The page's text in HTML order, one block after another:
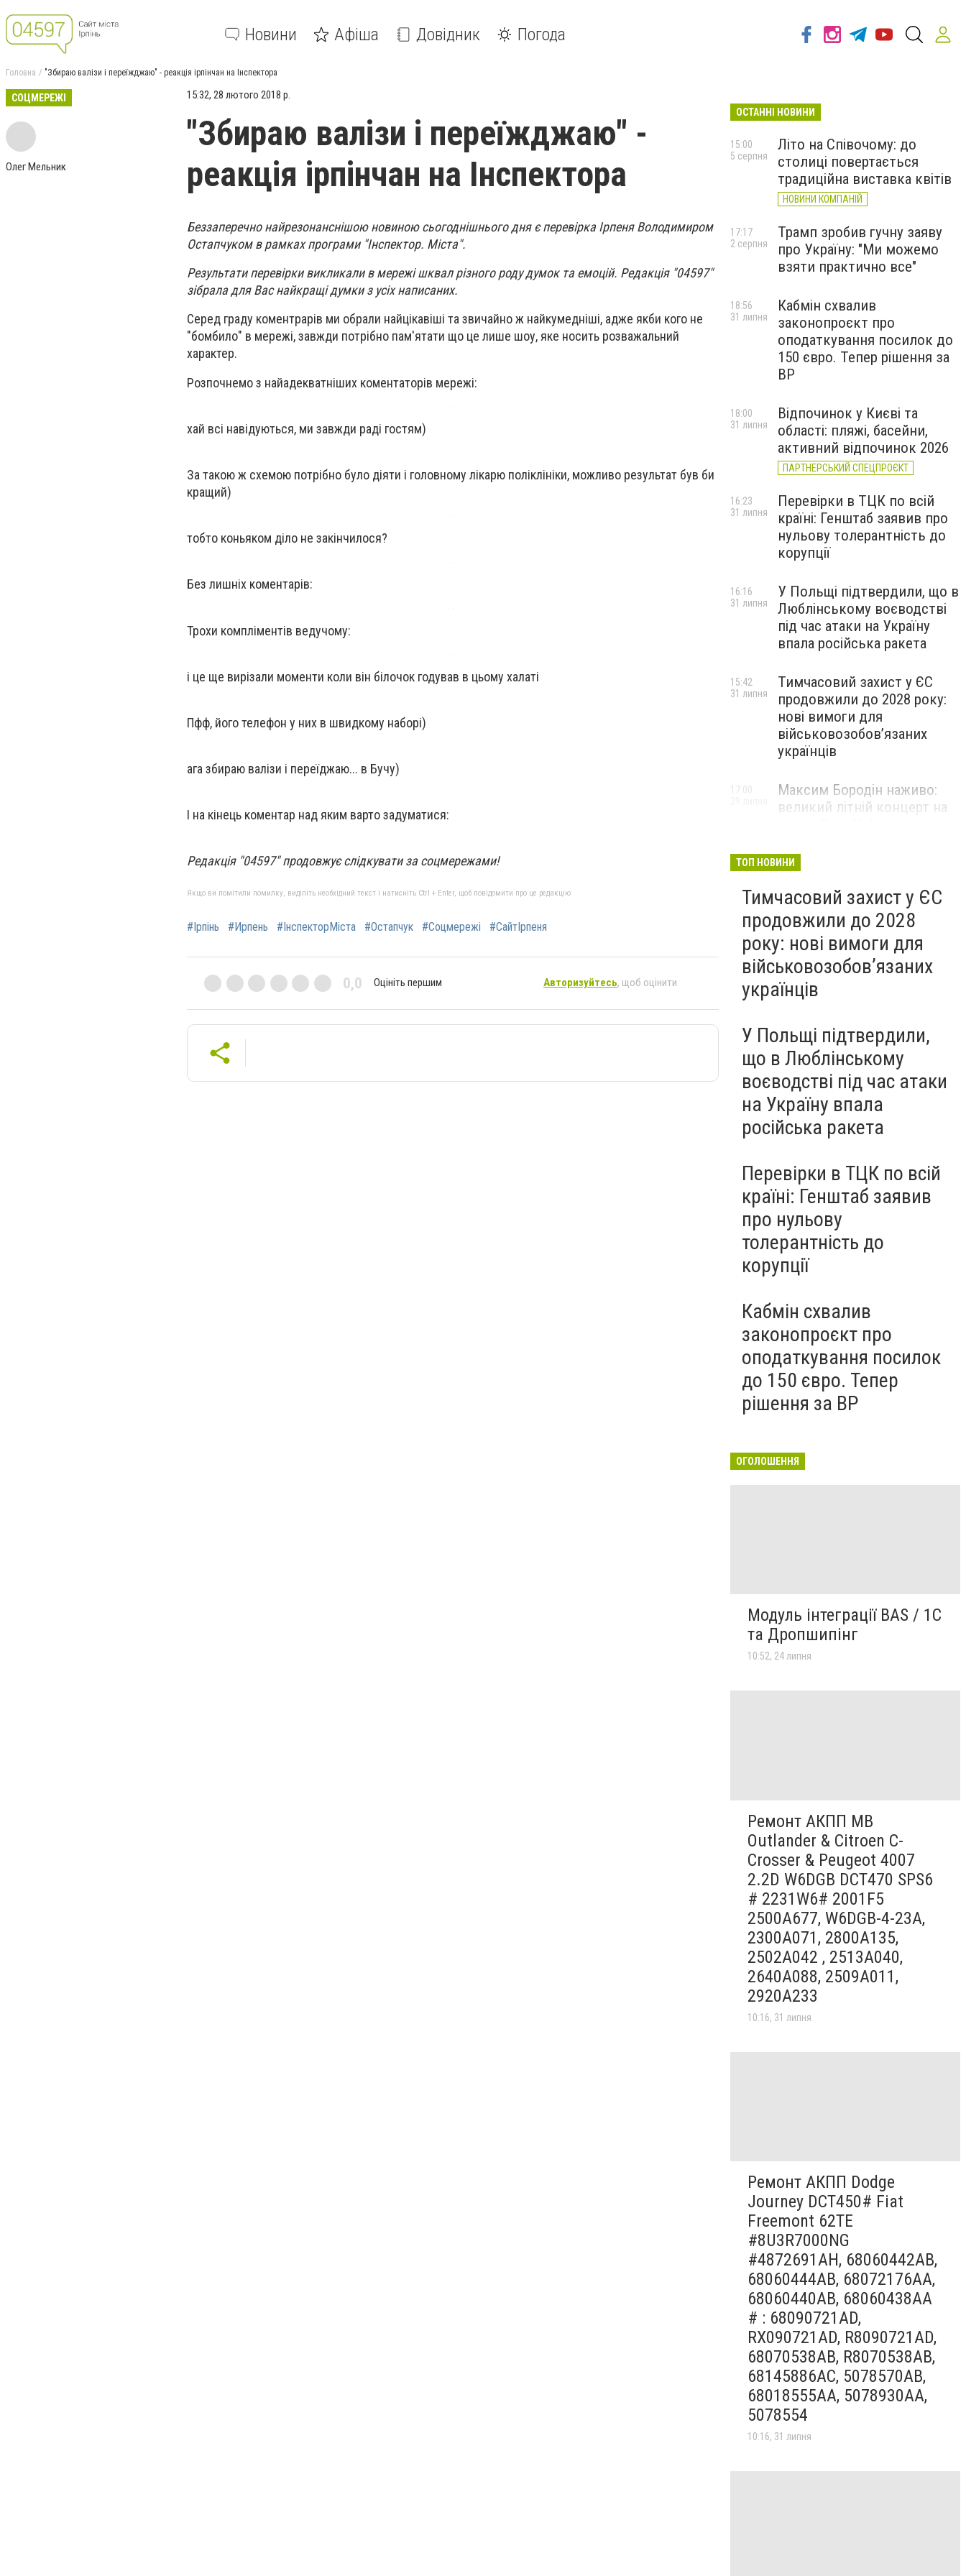
Новини Афіша Довідник Погода
Головна "Збираю валізи і переїжджаю" - реакція ірпінчан на Інспектора
СОЦМЕРЕЖІ
Олег Мельник
15:32, 28 лютого 2018 р.
"Збираю валізи і переїжджаю" -
реакція ірпінчан на Інспектора
Беззаперечно найрезонанснішою новиною сьогоднішнього дня є перевірка Ірпеня Володимиром
Остапчуком в рамках програми "Інспектор. Міста".
Результати перевірки викликали в мережі шквал різного роду думок та емоцій. Редакція "04597"
зібрала для Вас найкращі думки з усіх написаних.
Серед граду коментрарів ми обрали найцікавіші та звичайно ж найкумедніші, адже якби кого не
"бомбило" в мережі, завжди потрібно пам'ятати що це лише шоу, яке носить розважальний
характер.
Розпочнемо з найадекватніших коментаторів мережі:
хай всі навідуються, ми завжди раді гостям)
За такою ж схемою потрібно було діяти і головному лікарю поліклініки, можливо результат був би
кращий)
тобто коньяком діло не закінчилося?
Без лишніх коментарів:
Трохи компліментів ведучому:
і це ще вирізали моменти коли він білочок годував в цьому халаті
Пфф, його телефон у них в швидкому наборі)
ага збираю валізи і переїджаю... в Бучу)
І на кінець коментар над яким варто задуматися:
Редакція "04597" продовжує слідкувати за соцмережами!
Якщо ви помітили помилку, виділіть необхідний текст і натисніть Ctrl + Enter, щоб повідомити про це редакцію
#Ірпінь #Ирпень #ІнспекторМіста #Остапчук #Соцмережі #СайтІрпеня
0,0 Оцініть першим Авторизуйтесь, щоб оцінити
ОСТАННІ НОВИНИ
Літо на Співочому: до
столиці повертається
традиційна виставка квітів
НОВИНИ КОМПАНІЙ
15:00
5 серпня
Трамп зробив гучну заяву
про Україну: "Ми можемо
взяти практично все"
17:17
2 серпня
Кабмін схвалив
законопроєкт про
оподаткування посилок до
150 євро. Тепер рішення за
ВР
18:56
31 липня
Відпочинок у Києві та
області: пляжі, басейни,
активний відпочинок 2026
ПАРТНЕРСЬКИЙ СПЕЦПРОЄКТ
18:00
31 липня
Перевірки в ТЦК по всій
країні: Генштаб заявив про
нульову толерантність до
корупції
16:23
31 липня
У Польщі підтвердили, що в
Люблінському воєводстві
під час атаки на Україну
впала російська ракета
16:16
31 липня
Тимчасовий захист у ЄС
продовжили до 2028 року:
нові вимоги для
військовозобов’язаних
українців
15:42
31 липня
Максим Бородін наживо:
великий літній концерт на
17:00
ТОП НОВИНИ
Тимчасовий захист у ЄС
продовжили до 2028
року: нові вимоги для
військовозобов’язаних
українців
У Польщі підтвердили,
що в Люблінському
воєводстві під час атаки
на Україну впала
російська ракета
Перевірки в ТЦК по всій
країні: Генштаб заявив
про нульову
толерантність до
корупції
Кабмін схвалив
законопроєкт про
оподаткування посилок
до 150 євро. Тепер
рішення за ВР
ОГОЛОШЕННЯ
Модуль інтеграції BAS / 1C
та Дропшипінг
10:52, 24 липня
Ремонт АКПП MB
Outlander & Citroen C-
Crosser & Peugeot 4007
2.2D W6DGB DCT470 SPS6
# 2231W6# 2001F5
2500A677, W6DGB-4-23A,
2300A071, 2800A135,
2502A042 , 2513A040,
2640A088, 2509A011,
2920A233
10:16, 31 липня
Ремонт АКПП Dodge
Journey DCT450# Fiat
Freemont 62TE
#8U3R7000NG
#4872691AH, 68060442AB,
68060444AB, 68072176AA,
68060440AB, 68060438AA
# : 68090721AD,
RX090721AD, R8090721AD,
68070538AB, R8070538AB,
68145886AC, 5078570AB,
68018555AA, 5078930AA,
5078554
10:16, 31 липня